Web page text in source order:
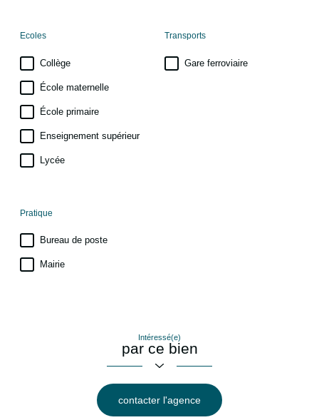
Ecoles
Collège
École maternelle
École primaire
Enseignement supérieur
Lycée
Transports
Gare ferroviaire
Pratique
Bureau de poste
Mairie
Intéressé(e)
par ce bien
contacter l'agence